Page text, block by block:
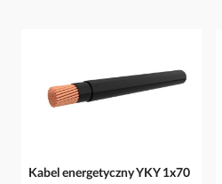
Kabel energetyczny YKY 1x70